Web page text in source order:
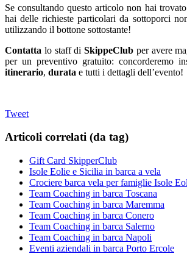
Se consultando questo articolo non hai
hai delle richieste particolari da sottoporci
utilizzando il bottone sottostante!
Contatta lo staff di SkippeClub per avere
per un preventivo gratuito: concorderemo
itinerario, durata e tutti i dettagli dell’evento!
Tweet
Articoli correlati (da tag)
Gift Card SkipperClub
Isole Eolie e Sicilia in barca a vela
Crociere barca vela per famiglie Isole
Team Coaching in barca Toscana
Team Coaching in barca Maremma
Team Coaching in barca Conero
Team Coaching in barca Salerno
Team Coaching in barca Napoli
Eventi aziendali in barca Porto Ercole